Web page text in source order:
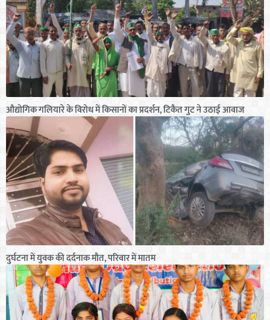
औद्योगिक गलियारे के विरोध में किसानों का प्रदर्शन, टिकैत गुट ने उठाई आवाज
दुर्घटना में युवक की दर्दनाक मौत, परिवार में मातम